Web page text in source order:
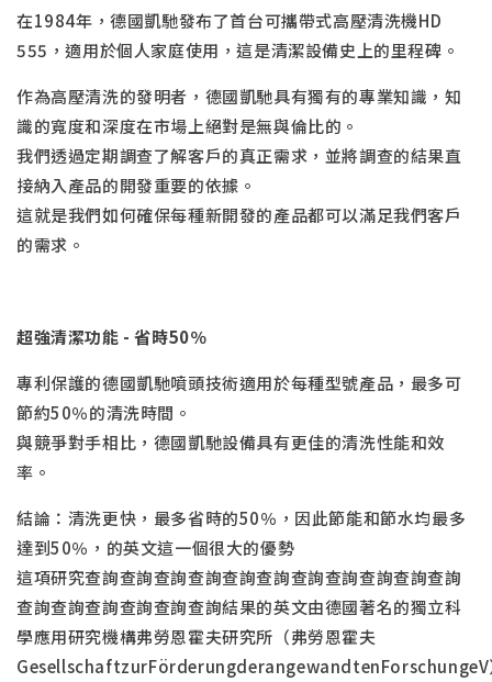
在1984年，德國凱馳發布了首台可攜帶式高壓清洗機HD
555，適用於個人家庭使用，這是清潔設備史上的里程碑。
作為高壓清洗的發明者，德國凱馳具有獨有的專業知識，知
識的寬度和深度在市場上絕對是無與倫比的。
我們透過定期調查了解客戶的真正需求，並將調查的結果直
接納入產品的開發重要的依據。
這就是我們如何確保每種新開發的產品都可以滿足我們客戶
的需求。
超強清潔功能 - 省時50％
專利保護的德國凱馳噴頭技術適用於每種型號產品，最多可
節約50％的清洗時間。
與競爭對手相比，德國凱馳設備具有更佳的清洗性能和效
率。
結論：清洗更快，最多省時的50％，因此節能和節水均最多
達到50％，的英文這一個很大的優勢
這項研究查詢查詢查詢查詢查詢查詢查詢查詢查詢查詢查詢
查詢查詢查詢查詢查詢查詢結果的英文由德國著名的獨立科
學應用研究機構弗勞恩霍夫研究所（弗勞恩霍夫
GesellschaftzurFörderungderangewandtenForschungeV